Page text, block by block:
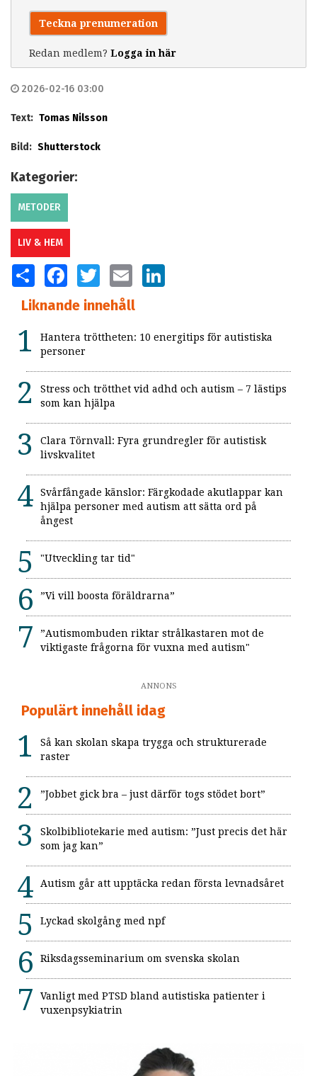
Teckna prenumeration
Redan medlem? Logga in här
2026-02-16 03:00
Text: Tomas Nilsson
Bild: Shutterstock
Kategorier:
METODER
LIV & HEM
SHARE FACEBOOKTWITTER EMAIL
Liknande innehåll
Hantera tröttheten: 10 energitips för autistiska
personer
Stress och trötthet vid adhd och autism – 7 lästips
som kan hjälpa
Clara Törnvall: Fyra grundregler för autistisk
livskvalitet
Svårfångade känslor: Färgkodade akutlappar kan
hjälpa personer med autism att sätta ord på
ångest
"Utveckling tar tid"
”Vi vill boosta föräldrarna”
”Autismombuden riktar strålkastaren mot de
viktigaste frågorna för vuxna med autism"
ANNONS
Populärt innehåll idag
Så kan skolan skapa trygga och strukturerade
raster
”Jobbet gick bra – just därför togs stödet bort”
Skolbibliotekarie med autism: ”Just precis det här
som jag kan”
Autism går att upptäcka redan första levnadsåret
Lyckad skolgång med npf
Riksdagsseminarium om svenska skolan
Vanligt med PTSD bland autistiska patienter i
vuxenpsykiatrin